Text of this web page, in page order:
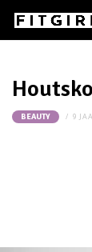
BEAUTY 9